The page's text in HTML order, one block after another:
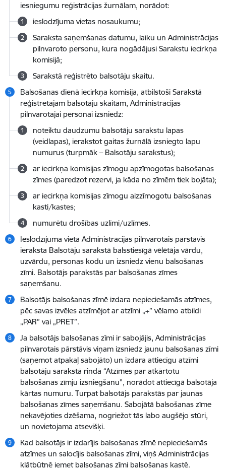
iesniegumu reģistrācijas žurnālam, norādot:
ieslodzījuma vietas nosaukumu;
Saraksta saņemšanas datumu, laiku un Administrācijas
pilnvaroto personu, kura nogādājusi Sarakstu iecirkņa
komisijā;
Sarakstā reģistrēto balsotāju skaitu.
Balsošanas dienā iecirkņa komisija, atbilstoši Sarakstā
reģistrētajam balsotāju skaitam, Administrācijas
pilnvarotajai personai izsniedz:
noteiktu daudzumu balsotāju sarakstu lapas
(veidlapas), ierakstot gaitas žurnālā izsniegto lapu
numurus (turpmāk – Balsotāju sarakstus);
ar iecirkņa komisijas zīmogu apzīmogotas balsošanas
zīmes (paredzot rezervi, ja kāda no zīmēm tiek bojāta);
ar iecirkņa komisijas zīmogu aizzīmogotu balsošanas
kasti/kastes;
numurētu drošības uzlīmi/uzlīmes.
Ieslodzījuma vietā Administrācijas pilnvarotais pārstāvis
ieraksta Balsotāju sarakstā balsstiesīgā vēlētāja vārdu,
uzvārdu, personas kodu un izsniedz vienu balsošanas
zīmi. Balsotājs parakstās par balsošanas zīmes
saņemšanu.
Balsotājs balsošanas zīmē izdara nepieciešamās atzīmes,
pēc savas izvēles atzīmējot ar atzīmi „+” vēlamo atbildi
„PAR” vai „PRET”.
Ja balsotājs balsošanas zīmi ir sabojājis, Administrācijas
pilnvarotais pārstāvis viņam izsniedz jaunu balsošanas zīmi
(saņemot atpakaļ sabojāto) un izdara attiecīgu atzīmi
balsotāju sarakstā rindā “Atzīmes par atkārtotu
balsošanas zīmju izsniegšanu”, norādot attiecīgā balsotāja
kārtas numuru. Turpat balsotājs parakstās par jaunas
balsošanas zīmes saņemšanu. Sabojātā balsošanas zīme
nekavējoties dzēšama, nogriežot tās labo augšējo stūri,
un novietojama atsevišķi.
Kad balsotājs ir izdarījis balsošanas zīmē nepieciešamās
atzīmes un salocījis balsošanas zīmi, viņš Administrācijas
klātbūtnē iemet balsošanas zīmi balsošanas kastē.